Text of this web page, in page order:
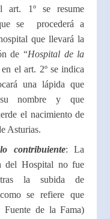
art. 1º se resume
se procederá a
que llevará la
de “Hospital de la
el art. 2º se indica
una lápida que
su nombre y que
el nacimiento de
Asturias.
contribuiente: La
del Hospital no fue
tras la subida de
se refiere que
Fuente de la Fama)